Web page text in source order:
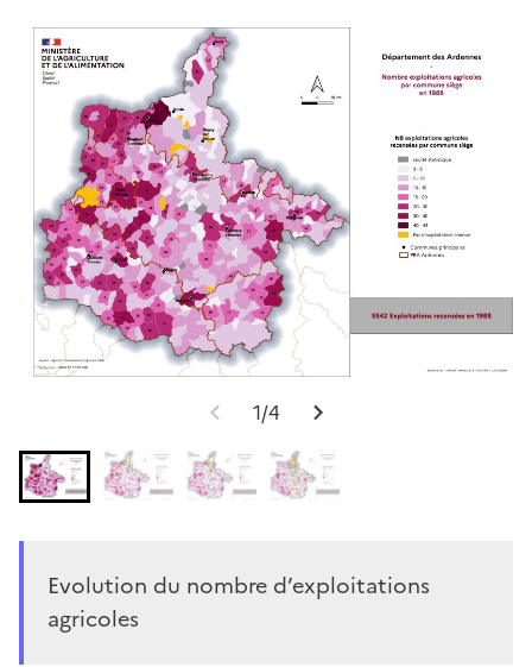
1/4
Evolution du nombre d’exploitations
agricoles